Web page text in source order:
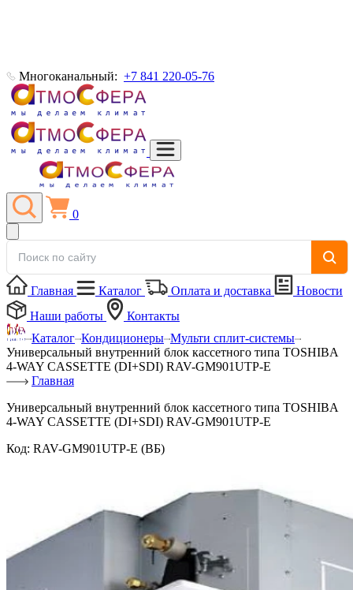
Многоканальный: +7 841 220-05-76
0
Главная Каталог Оплата и доставка
Новости
Наши работы
Контакты
Каталог Кондиционеры Мульти сплит-системы
Универсальный внутренний блок кассетного типа TOSHIBA
4-WAY CASSETTE (DI+SDI) RAV-GM901UTP-E
Главная
Универсальный внутренний блок кассетного типа TOSHIBA
4-WAY CASSETTE (DI+SDI) RAV-GM901UTP-E
Код: RAV-GM901UTP-E (ВБ)